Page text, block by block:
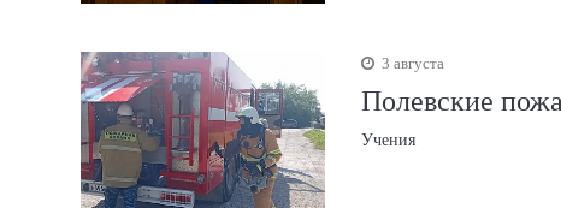
3 августа
Полевские
Учения